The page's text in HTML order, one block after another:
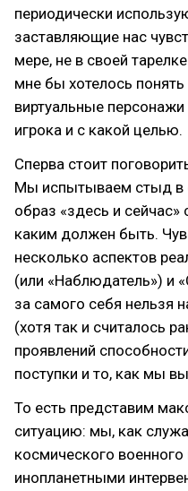
периодически
заставляющие нас
мере, не в своей
мне бы хотелось
виртуальные
игрока и с какой целью.
Сперва стоит
Мы испытываем стыд в
образ «здесь и сейчас»
каким должен быть.
несколько аспектов
(или «Наблюдатель») и
за самого себя нельзя
(хотя так и считалось
проявлений
поступки и то, как мы
То есть представим
ситуацию: мы, как
космического
инопланетными